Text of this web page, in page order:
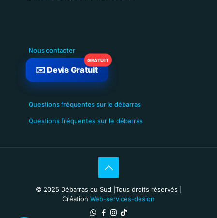
Nous contacter
✉️ Devis Gratuit
Questions fréquentes sur le débarras
Questions fréquentes sur le débarras
© 2025 Débarras du Sud |Tous droits réservés |
Création Web-services-design